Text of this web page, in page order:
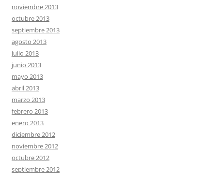
noviembre 2013
octubre 2013
septiembre 2013
agosto 2013
julio 2013
junio 2013
mayo 2013
abril 2013
marzo 2013
febrero 2013
enero 2013
diciembre 2012
noviembre 2012
octubre 2012
septiembre 2012